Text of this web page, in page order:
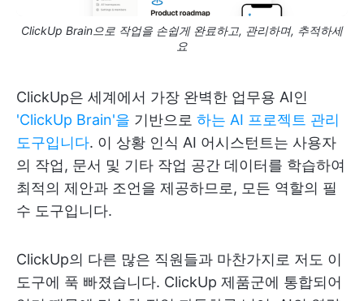
ClickUp Brain으로 작업을 손쉽게 완료하고, 관리하며, 추적하세
요
ClickUp은 세계에서 가장 완벽한 업무용 AI인
'ClickUp Brain'을 기반으로 하는 AI 프로젝트 관리
도구입니다. 이 상황 인식 AI 어시스턴트는 사용자
의 작업, 문서 및 기타 작업 공간 데이터를 학습하여
최적의 제안과 조언을 제공하므로, 모든 역할의 필
수 도구입니다.
ClickUp의 다른 많은 직원들과 마찬가지로 저도 이
도구에 푹 빠졌습니다. ClickUp 제품군에 통합되어